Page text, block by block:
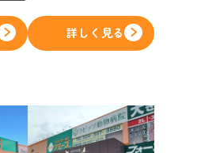
詳しく見る